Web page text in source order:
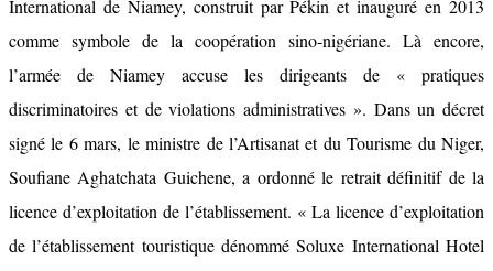
International de Niamey, construit par Pékin et inauguré en 2013
comme symbole de la coopération sino-nigériane. Là encore,
l’armée de Niamey accuse les dirigeants de « pratiques
discriminatoires et de violations administratives ». Dans un décret
signé le 6 mars, le ministre de l’Artisanat et du Tourisme du Niger,
Soufiane Aghatchata Guichene, a ordonné le retrait définitif de la
licence d’exploitation de l’établissement. « La licence d’exploitation
de l’établissement touristique dénommé Soluxe International Hotel